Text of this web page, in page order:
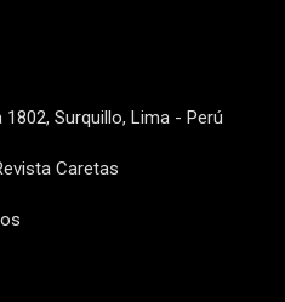
1802, Surquillo, Lima - Perú
Caretas